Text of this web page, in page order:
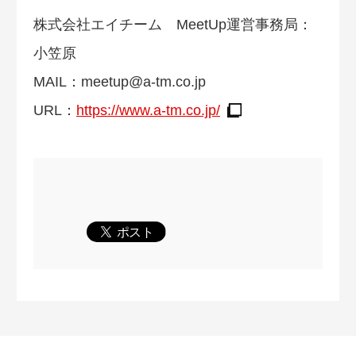
株式会社エイチーム MeetUp運営事務局：
小笠原
MAIL： meetup@a-tm.co.jp
URL： https://www.a-tm.co.jp/